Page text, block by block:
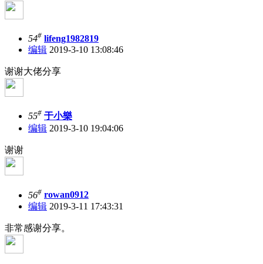
54# lifeng1982819
编辑 2019-3-10 13:08:46
谢谢大佬分享
55# 于小樂
编辑 2019-3-10 19:04:06
谢谢
56# rowan0912
编辑 2019-3-11 17:43:31
非常感谢分享。